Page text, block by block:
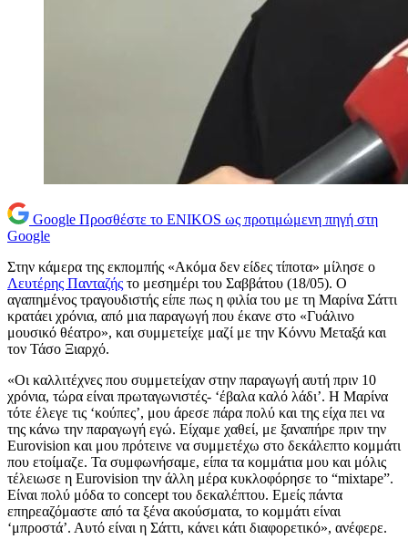
Google Προσθέστε το ENIKOS ως προτιμώμενη πηγή στη
Google
Στην κάμερα της εκπομπής «Ακόμα δεν είδες τίποτα» μίλησε ο
Λευτέρης Πανταζής το μεσημέρι του Σαββάτου (18/05). Ο
αγαπημένος τραγουδιστής είπε πως η φιλία του με τη Μαρίνα Σάττι
κρατάει χρόνια, από μια παραγωγή που έκανε στο «Γυάλινο
μουσικό θέατρο», και συμμετείχε μαζί με την Κόννυ Μεταξά και
τον Τάσο Ξιαρχό.
«Οι καλλιτέχνες που συμμετείχαν στην παραγωγή αυτή πριν 10
χρόνια, τώρα είναι πρωταγωνιστές- ‘έβαλα καλό λάδι’. Η Μαρίνα
τότε έλεγε τις ‘κούπες’, μου άρεσε πάρα πολύ και της είχα πει να
της κάνω την παραγωγή εγώ. Είχαμε χαθεί, με ξαναπήρε πριν την
Eurovision και μου πρότεινε να συμμετέχω στο δεκάλεπτο κομμάτι
που ετοίμαζε. Τα συμφωνήσαμε, είπα τα κομμάτια μου και μόλις
τέλειωσε η Eurovision την άλλη μέρα κυκλοφόρησε το “mixtape”.
Είναι πολύ μόδα το concept του δεκαλέπτου. Εμείς πάντα
επηρεαζόμαστε από τα ξένα ακούσματα, το κομμάτι είναι
‘μπροστά’. Αυτό είναι η Σάττι, κάνει κάτι διαφορετικό», ανέφερε.